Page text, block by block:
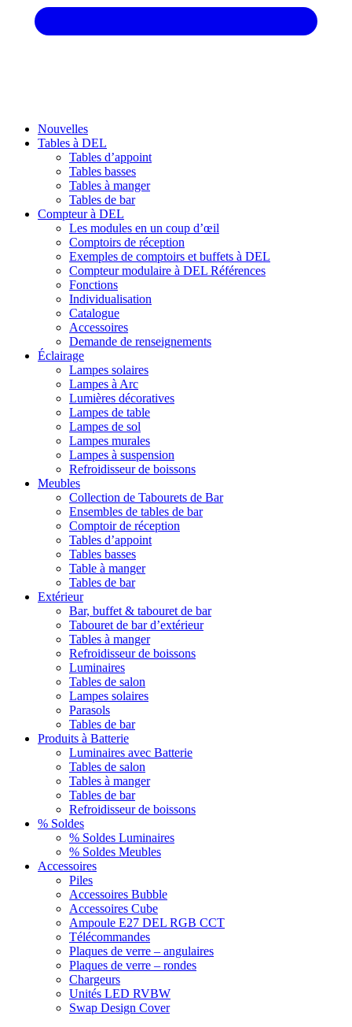
Nouvelles
Tables à DEL
Tables d’appoint
Tables basses
Tables à manger
Tables de bar
Compteur à DEL
Les modules en un coup d’œil
Comptoirs de réception
Exemples de comptoirs et buffets à DEL
Compteur modulaire à DEL Références
Fonctions
Individualisation
Catalogue
Accessoires
Demande de renseignements
Éclairage
Lampes solaires
Lampes à Arc
Lumières décoratives
Lampes de table
Lampes de sol
Lampes murales
Lampes à suspension
Refroidisseur de boissons
Meubles
Collection de Tabourets de Bar
Ensembles de tables de bar
Comptoir de réception
Tables d’appoint
Tables basses
Table à manger
Tables de bar
Extérieur
Bar, buffet & tabouret de bar
Tabouret de bar d’extérieur
Tables à manger
Refroidisseur de boissons
Luminaires
Tables de salon
Lampes solaires
Parasols
Tables de bar
Produits à Batterie
Luminaires avec Batterie
Tables de salon
Tables à manger
Tables de bar
Refroidisseur de boissons
% Soldes
% Soldes Luminaires
% Soldes Meubles
Accessoires
Piles
Accessoires Bubble
Accessoires Cube
Ampoule E27 DEL RGB CCT
Télécommandes
Plaques de verre – angulaires
Plaques de verre – rondes
Chargeurs
Unités LED RVBW
Swap Design Cover